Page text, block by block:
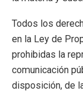
Todos los
en la Ley de
prohibidas la
comunicación
disposición, de